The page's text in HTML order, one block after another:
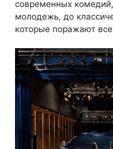
современных
молодежь, до
которые поражают